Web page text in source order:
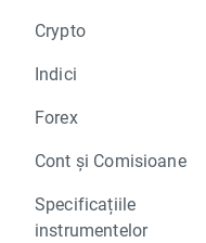
Crypto
Indici
Forex
Cont și Comisioane
Specificațiile
instrumentelor